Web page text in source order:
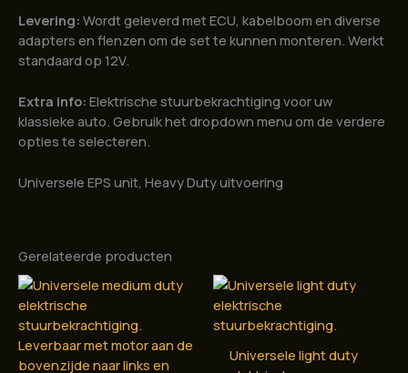
Levering: Wordt geleverd met ECU, kabelboom en diverse
adapters en flenzen om de set te kunnen monteren. Werkt
standaard op 12V.
Extra info: Elektrische stuurbekrachtiging voor uw
klassieke auto. Gebruik het dropdown menu om de verdere
opties te selecteren.
Universele EPS unit, Heavy Duty uitvoering
Gerelateerde producten
Universele light duty